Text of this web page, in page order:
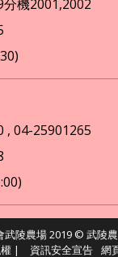
機2001,2002
, 04-25901265
武陵農場 2019 © 武陵
| 資訊安全宣告 網